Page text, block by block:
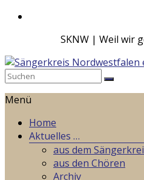
Zum
SKNW | Weil wir
Sängerkreis
Nordwestfalen
Weil
gemeinsames
Menü
Home
Aktuelles …
aus dem
aus den Chören
Archiv